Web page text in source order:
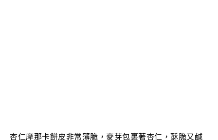
杏仁摩那卡餅皮非常薄脆，麥芽包裏著杏仁，酥脆又鹹